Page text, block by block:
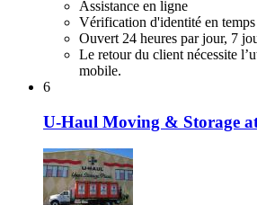
Assistance en ligne
Vérification d'identité en temps
Ouvert 24 heures par jour, 7
Le retour du client nécessite
mobile.
6
U-Haul Moving & Storage